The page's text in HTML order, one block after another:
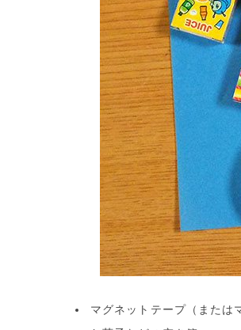
マグネットテープ（または